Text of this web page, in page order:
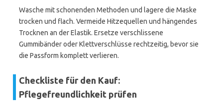
Wasche mit schonenden Methoden und lagere die Maske
trocken und flach. Vermeide Hitzequellen und hängendes
Trocknen an der Elastik. Ersetze verschlissene
Gummibänder oder Klettverschlüsse rechtzeitig, bevor sie
die Passform komplett verlieren.
Checkliste für den Kauf:
Pflegefreundlichkeit prüfen